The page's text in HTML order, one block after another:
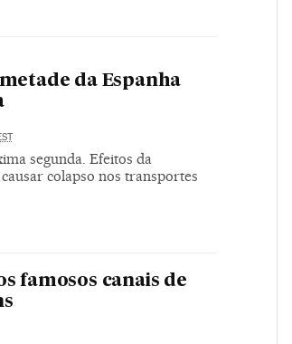
da Espanha
segunda. Efeitos da
colapso nos transportes
famosos canais de